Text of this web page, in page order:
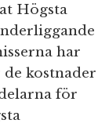
Högsta
har
de kostnader
för